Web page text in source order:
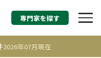
続税申告・相続手
専門家を探す
2026年07月現在